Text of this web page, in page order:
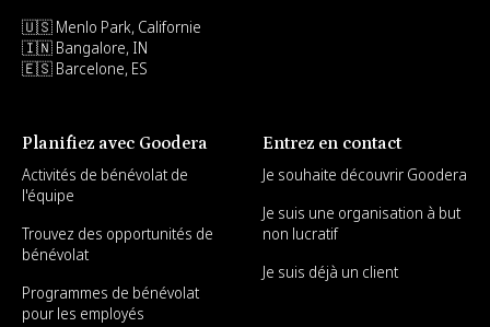
🇺🇸 Menlo Park, Californie
🇮🇳 Bangalore, IN
🇪🇸 Barcelone, ES
Planifiez avec Goodera
Activités de bénévolat de
l'équipe
Trouvez des opportunités de
bénévolat
Programmes de bénévolat
pour les employés
Entrez en contact
Je souhaite découvrir Goodera
Je suis une organisation à but
non lucratif
Je suis déjà un client